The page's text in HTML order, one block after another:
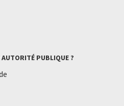
AUTORITÉ PUBLIQUE ?